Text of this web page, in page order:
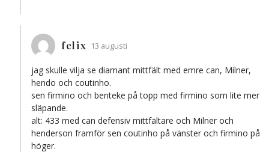
felix 13 augusti
jag skulle vilja se diamant mittfält med emre can, Milner,
hendo och coutinho.
sen firmino och benteke på topp med firmino som lite mer
släpande.
alt: 433 med can defensiv mittfältare och Milner och
henderson framför sen coutinho på vänster och firmino på
höger.